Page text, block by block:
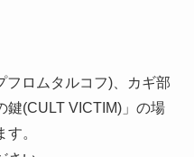
フロムタルコフ)、カギ部
鍵(CULT VICTIM)」の場
。